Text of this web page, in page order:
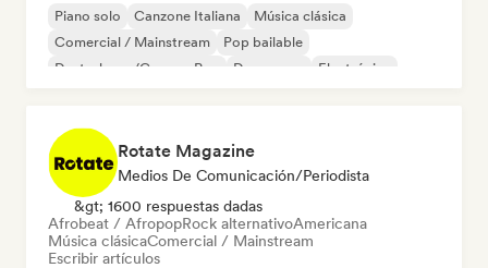
Piano solo Canzone Italiana
Música clásica
Comercial / Mainstream
Pop bailable
Deutschpop/German Pop
Dream pop Electrónica
Rotate Magazine
Medios De Comunicación/Periodista
&gt; 1600 respuestas dadas
Afrobeat / AfropopRock alternativoAmericana
Música clásicaComercial / Mainstream
Escribir artículos